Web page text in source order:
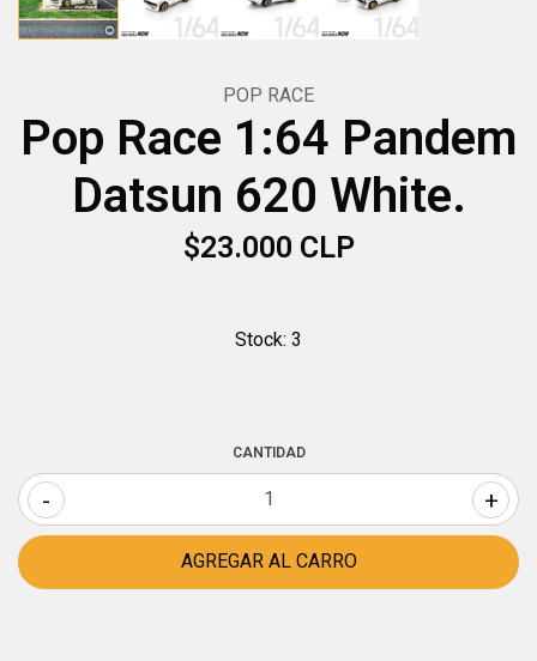
POP RACE
Pop Race 1:64 Pandem
Datsun 620 White.
$23.000 CLP
Stock: 3
CANTIDAD
- +